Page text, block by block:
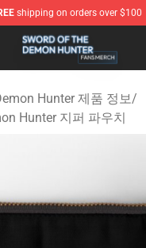
shipping on orders over $100
Demon Hunter Shop -
Hunter 제품 정보/
Hunter 지퍼 파우치